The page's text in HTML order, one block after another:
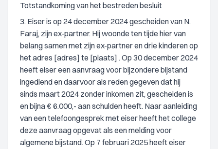
Totstandkoming van het bestreden besluit
3. Eiser is op 24 december 2024 gescheiden van N.
Faraj, zijn ex-partner. Hij woonde ten tijde hier van
belang samen met zijn ex-partner en drie kinderen op
het adres [adres] te [plaats] . Op 30 december 2024
heeft eiser een aanvraag voor bijzondere bijstand
ingediend en daarvoor als reden gegeven dat hij
sinds maart 2024 zonder inkomen zit, gescheiden is
en bijna € 6.000,- aan schulden heeft. Naar aanleiding
van een telefoongesprek met eiser heeft het college
deze aanvraag opgevat als een melding voor
algemene bijstand. Op 7 februari 2025 heeft eiser